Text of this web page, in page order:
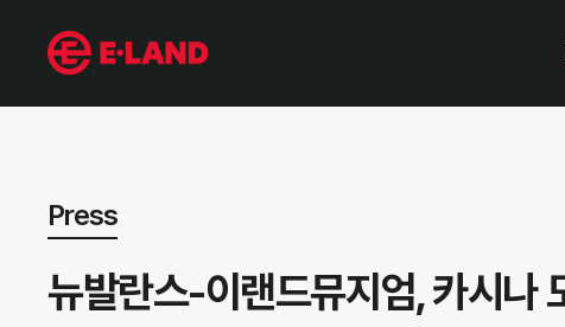
뉴스 상세보기
Press
뉴발란스-이랜드뮤지엄, 카시나